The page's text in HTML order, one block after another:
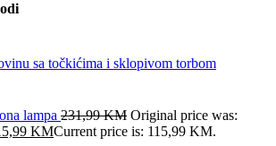
sa točkićima i sklopivom torbom
lampa 231,99KM Original price was:
KMCurrent price is: 115,99 KM.